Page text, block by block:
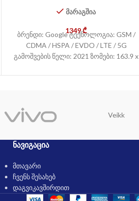
მარაგშია
1349₾
ბრენდი: Google ტექნოლოგია: GSM /
CDMA / HSPA / EVDO / LTE / 5G
გამოშვების წელი: 2021 ზომები: 163.9 x
Veikk
ᲜᲐᲕᲘᲒᲐᲪᲘᲐ
მთავარი
ჩვენს შესახებ
დაგვიკავშირდით